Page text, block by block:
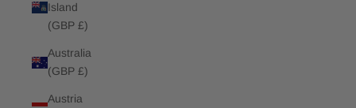
Island
(GBP £)
Australia
(GBP £)
Austria